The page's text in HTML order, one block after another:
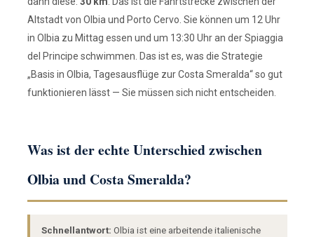
Altstadt von Olbia und Porto Cervo. Sie können um 12 Uhr
in Olbia zu Mittag essen und um 13:30 Uhr an der Spiaggia
del Principe schwimmen. Das ist es, was die Strategie
„Basis in Olbia, Tagesausflüge zur Costa Smeralda“ so gut
funktionieren lässt — Sie müssen sich nicht entscheiden.
Was ist der echte Unterschied zwischen
Olbia und Costa Smeralda?
Schnellantwort: Olbia ist eine arbeitende italienische